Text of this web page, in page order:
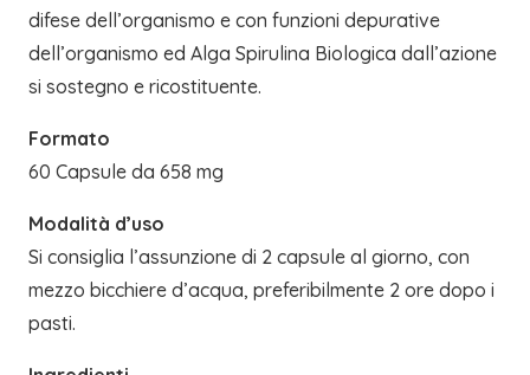
difese dell’organismo e con funzioni depurative
dell’organismo ed Alga Spirulina Biologica dall’azione
si sostegno e ricostituente.
Formato
60 Capsule da 658 mg
Modalità d’uso
Si consiglia l’assunzione di 2 capsule al giorno, con
mezzo bicchiere d’acqua, preferibilmente 2 ore dopo i
pasti.